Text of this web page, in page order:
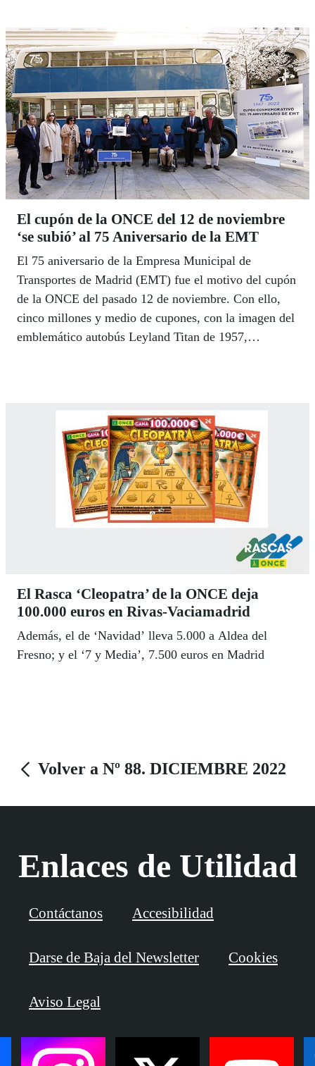
El cupón de la ONCE del 12 de noviembre
‘se subió’ al 75 Aniversario de la EMT
El 75 aniversario de la Empresa Municipal de
Transportes de Madrid (EMT) fue el motivo del cupón
de la ONCE del pasado 12 de noviembre. Con ello,
cinco millones y medio de cupones, con la imagen del
emblemático autobús Leyland Titan de 1957,
El Rasca ‘Cleopatra’ de la ONCE deja
100.000 euros en Rivas-Vaciamadrid
Además, el de ‘Navidad’ lleva 5.000 a Aldea del
Fresno; y el ‘7 y Media’, 7.500 euros en Madrid
Volver a Nº 88. DICIEMBRE 2022
Enlaces de Utilidad
Contáctanos Accesibilidad
Darse de Baja del Newsletter Cookies
Aviso Legal